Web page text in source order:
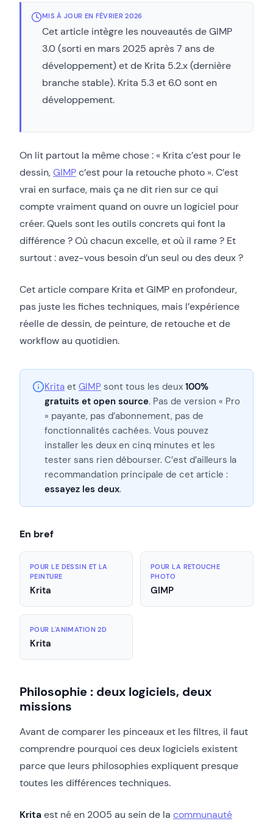
MIS À JOUR EN FÉVRIER 2026
Cet article intègre les nouveautés de GIMP
3.0 (sorti en mars 2025 après 7 ans de
développement) et de Krita 5.2.x (dernière
branche stable). Krita 5.3 et 6.0 sont en
développement.
On lit partout la même chose : « Krita c’est pour le
dessin,GIMPc’est pour la retouche photo ». C’est
vrai en surface, mais ça ne dit rien sur ce qui
compte vraiment quand on ouvre un logiciel pour
créer. Quels sont les outils concrets qui font la
différence ? Où chacun excelle, et où il rame ? Et
surtout : avez-vous besoin d’un seul ou des deux ?
Cet article compare Krita et GIMP en profondeur,
pas juste les fiches techniques, mais l’expérience
réelle de dessin, de peinture, de retouche et de
workflow au quotidien.
Krita et GIMP sont tous les deux 100%
gratuits et open source. Pas de version « Pro
» payante, pas d’abonnement, pas de
fonctionnalités cachées. Vous pouvez
installer les deux en cinq minutes et les
tester sans rien débourser. C’est d’ailleurs la
recommandation principale de cet article :
essayez les deux.
En bref
POUR LE DESSIN ET LA
PEINTURE
Krita
POUR LA RETOUCHE
PHOTO
GIMP
POUR L'ANIMATION 2D
Krita
Philosophie : deux logiciels, deux
missions
Avant de comparer les pinceaux et les filtres, il faut
comprendre pourquoi ces deux logiciels existent
parce que leurs philosophies expliquent presque
toutes les différences techniques.
Kritaest né en 2005 au sein de la communauté